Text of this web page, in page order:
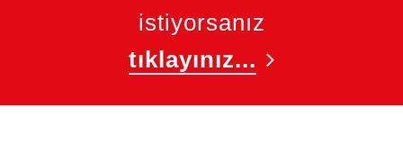
istiyorsanız
tıklayınız...